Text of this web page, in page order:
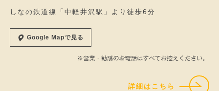
しなの鉄道線「中軽井沢駅」より徒歩6分
Google Mapで見る
詳細はこちら